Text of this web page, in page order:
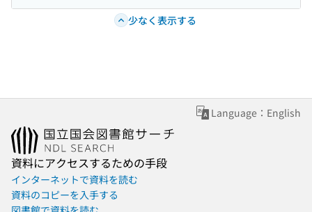
少なく表示する
Language：English
資料にアクセスするための手段
インターネットで資料を読む
資料のコピーを入手する